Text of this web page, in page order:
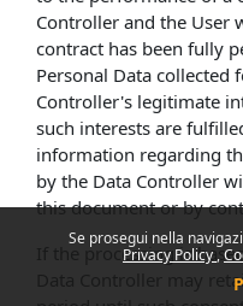
Se prosegui nella
Privacy Policy
Controller and the User
contract has been fully
Personal Data collected
Controller's legitimate
such interests are
information regarding
by the Data Controller
this document or by
If the processing is
Data Controller may